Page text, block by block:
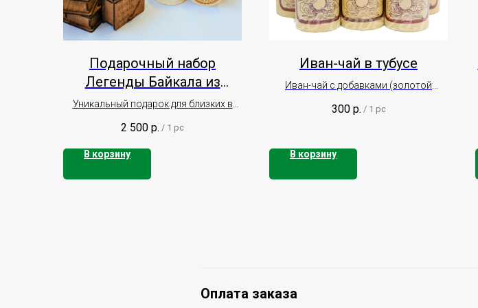
Подарочный набор
Легенды Байкала из
Бурятии
Уникальный подарок для близких в
2 500 р. / 1 pc
В корзину
Иван-чай в тубусе
Иван-чай с добавками (золотой
200гр.)
300 р. / 1 pc
В корзину
Оплата заказа